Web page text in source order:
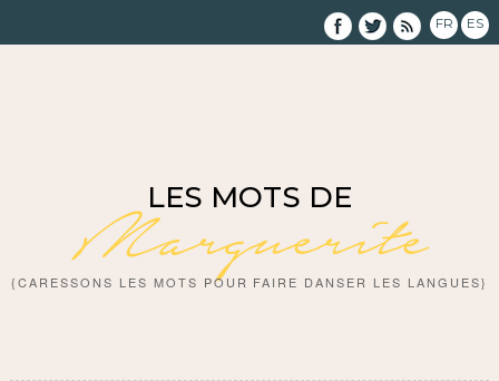
FR ES
LES MOTS DE
Marguerite
{CARESSONS LES MOTS POUR FAIRE DANSER LES LANGUES}